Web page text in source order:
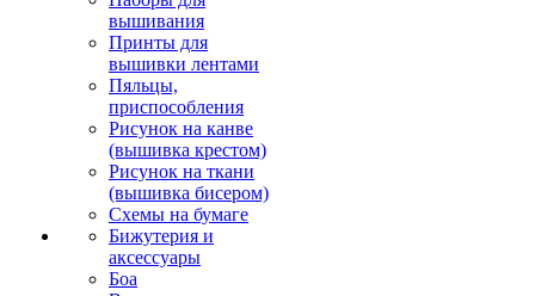
вышивания
Принты для
вышивки лентами
Пяльцы,
приспособления
Рисунок на канве
(вышивка крестом)
Рисунок на ткани
(вышивка бисером)
Схемы на бумаге
Бижутерия и
аксессуары
Боа